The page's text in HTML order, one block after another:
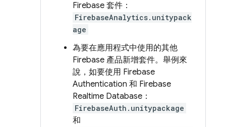
Firebase 套件：
FirebaseAnalytics.unitypack
age
為要在應用程式中使用的其他
Firebase 產品新增套件。舉例來
說，如要使用 Firebase
Authentication 和 Firebase
Realtime Database ：
FirebaseAuth.unitypackage
和